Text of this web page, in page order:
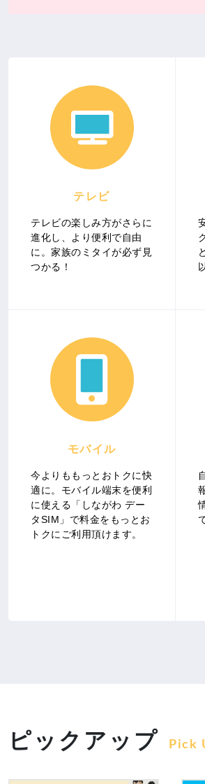
テレビ
テレビの楽しみ方がさらに
進化し、より便利で自由
に。家族のミタイが必ず見
つかる！
モバイル
今よりももっとおトクに快
適に。モバイル端末を便利
に使える「しながわ デー
タSIM」で料金をもっとお
トクにご利用頂けます。
ピックアップ Pick